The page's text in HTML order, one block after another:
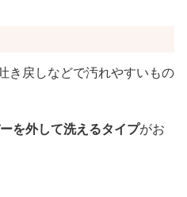
き戻しなどで汚れやすいもの
を外して洗えるタイプがお